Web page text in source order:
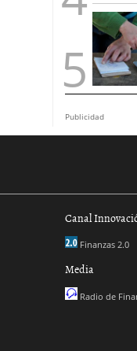
Publicidad
Canal
Finanzas 2.0
Media
Radio de